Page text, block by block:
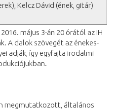
Kelcz Dávid (ének, gitár)
május 3-án 20 órától az IH
A dalok szövegét az énekes-
adják, így egyfajta irodalmi
megmutatkozott, általános